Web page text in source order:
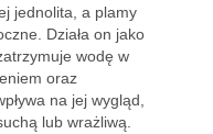
jednolita, a plamy
Działa on jako
wodę w
oraz
na jej wygląd,
lub wrażliwą.